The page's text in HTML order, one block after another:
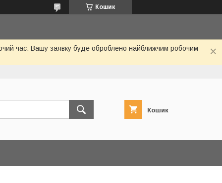
Кошик
час. Вашу заявку буде оброблено найближчим робочим
Кошик